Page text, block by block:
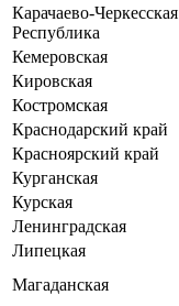
Карачаево-Черкесская
Республика
Кемеровская
Кировская
Костромская
Краснодарский край
Красноярский край
Курганская
Курская
Ленинградская
Липецкая
Магаданская